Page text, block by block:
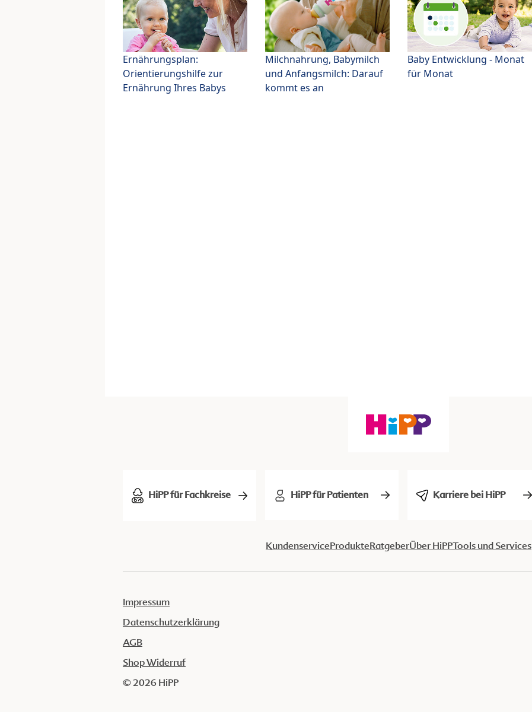
Ernährungsplan:
Orientierungshilfe zur
Ernährung Ihres Babys
Milchnahrung, Babymilch
und Anfangsmilch: Darauf
kommt es an
Baby Entwicklung - Monat
für Monat
HiPP für Fachkreise HiPP für Patienten Karriere bei HiPP
KundenserviceProdukteRatgeberÜber HiPPTools und Services
Impressum
Datenschutzerklärung
AGB
Shop Widerruf
© 2026 HiPP